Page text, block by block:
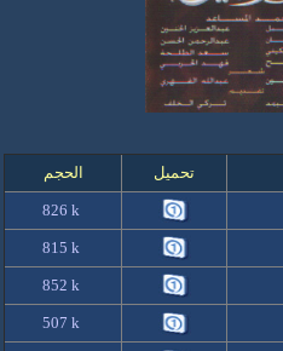
الحجم تحميل
826 k
815 k
852 k
507 k